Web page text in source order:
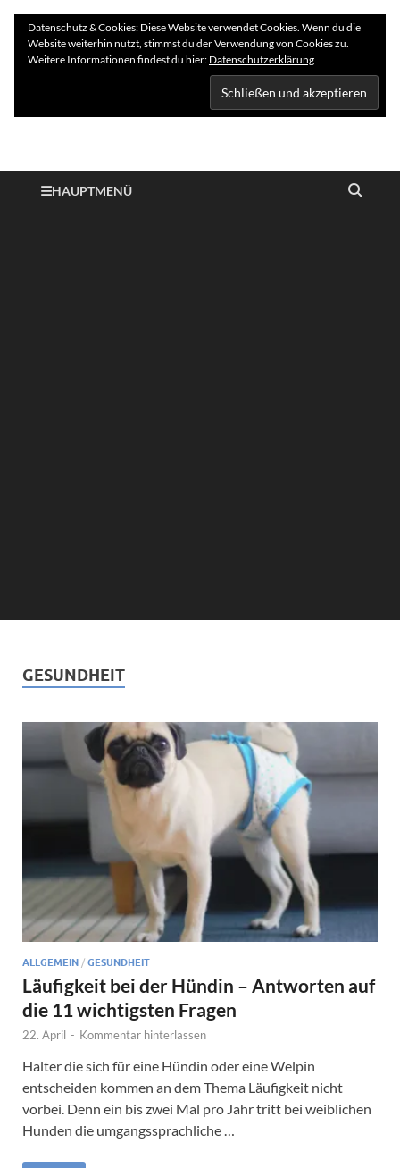
Hundelogie
HAUPTMENÜ
GESUNDHEIT
ALLGEMEIN / GESUNDHEIT
Läufigkeit bei der Hündin – Antworten auf
die 11 wichtigsten Fragen
22. April - Kommentar hinterlassen
Halter die sich für eine Hündin oder eine Welpin
entscheiden kommen an dem Thema Läufigkeit nicht
vorbei. Denn ein bis zwei Mal pro Jahr tritt bei weiblichen
Hunden die umgangssprachliche …
Datenschutz & Cookies: Diese Website verwendet Cookies. Wenn du die
Website weiterhin nutzt, stimmst du der Verwendung von Cookies zu.
Weitere Informationen findest du hier: Datenschutzerklärung